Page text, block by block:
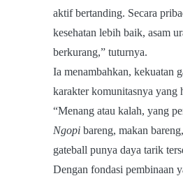
aktif bertanding. Secara
kesehatan lebih baik, asam
berkurang,” tuturnya.
Ia menambahkan, kekuatan
karakter komunitasnya yang
“Menang atau kalah, yang
Ngopi bareng, makan
gateball punya daya tarik
Dengan fondasi pembinaan